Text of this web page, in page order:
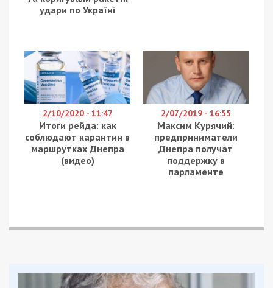
г. Киев – 697 случаев / 530 прививок;
Волынская область – 292 случая / 60
прививок;
Днепропетровская область – 1333
случая / 610 прививок;
Донецкая область – 839 случаев / 370
прививок;
Житомирская область – 434 случая / 60
прививок;
прививок;
Киевская область – 659 случаев / 270